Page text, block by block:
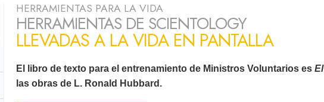
HERRAMIENTAS PARA LA VIDA
HERRAMIENTAS DE SCIENTOLOGY
LLEVADAS A LA VIDA EN PANTALLA
El libro de texto para el entrenamiento de Ministros Voluntarios es
las obras de L. Ronald Hubbard.